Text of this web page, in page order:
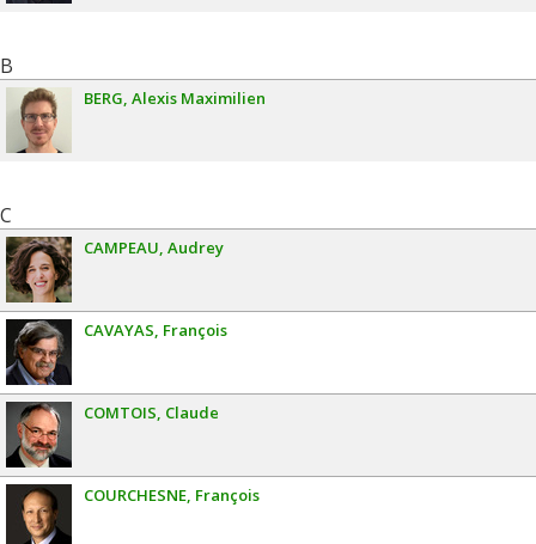
B
BERG Alexis Maximilien
C
CAMPEAU Audrey
CAVAYAS François
COMTOIS Claude
COURCHESNE François